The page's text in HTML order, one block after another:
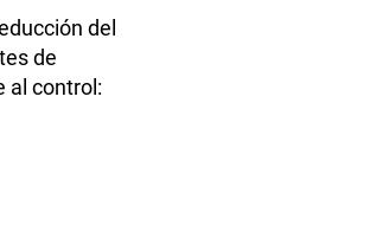
del
de
al control: